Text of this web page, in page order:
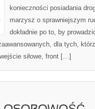
konieczności posiadania
marzysz o sprawniejszym
dokładnie po to, by
dla tych,
siłowe, front […]